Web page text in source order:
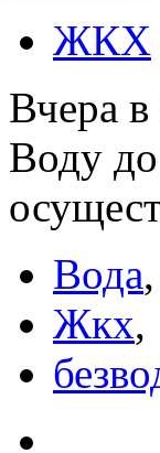
ЖКХ
Вчера
Воду
Вода,
Жкх,